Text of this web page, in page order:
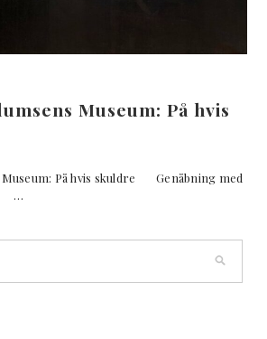
Museum: På hvis
Museum: På hvis skuldre Genåbning med
…